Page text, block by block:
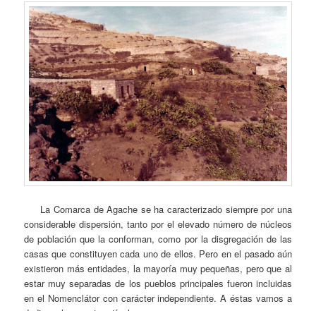
La Comarca de Agache se ha caracterizado siempre por una
considerable dispersión, tanto por el elevado número de núcleos
de población que la conforman, como por la disgregación de las
casas que constituyen cada uno de ellos. Pero en el pasado aún
existieron más entidades, la mayoría muy pequeñas, pero que al
estar muy separadas de los pueblos principales fueron incluidas
en el Nomenclátor con carácter independiente. A éstas vamos a